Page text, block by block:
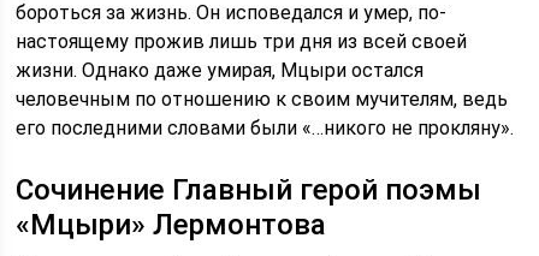
бороться за жизнь. Он исповедался и умер, по-
настоящему прожив лишь три дня из всей своей
жизни. Однако даже умирая, Мцыри остался
человечным по отношению к своим мучителям, ведь
его последними словами были «…никого не прокляну».
Сочинение Главный герой поэмы
«Мцыри» Лермонтова